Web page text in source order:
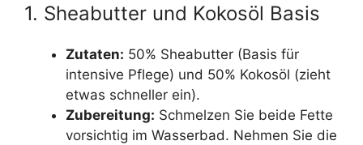
1. Sheabutter und Kokosöl Basis
Zutaten: 50% Sheabutter (Basis für
intensive Pflege) und 50% Kokosöl (zieht
etwas schneller ein).
Zubereitung: Schmelzen Sie beide Fette
vorsichtig im Wasserbad. Nehmen Sie die